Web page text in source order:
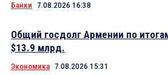
Банки 7.08.2026 16:38
Общий госдолг Армении по
$13.9 млрд.
Экономика 7.08.2026 15:31